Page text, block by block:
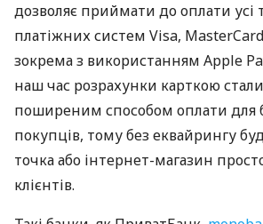
дозволяє приймати до оплати усі
платіжних систем Visa,
зокрема з використанням Apple
наш час розрахунки карткою
поширеним способом оплати для
покупців, тому без еквайрингу
точка або інтернет-магазин
клієнтів.